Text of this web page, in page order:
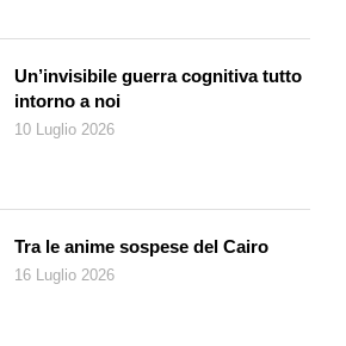
modo proprio per questo tipo di
molta attrezzatura, anzi, più
è, tanto di guadagnato: il
quanto più possibile inosservato,
di fronte a lui si dipani non turbata dalla
questa pratica presuppone capacità
si tratta…
la situazione, mirare e…
sequenza, le fasi che si succedono
Ben difficilmente avremo diritto a un
Un’invisibile guerra cognitiva tutto
intorno a noi
10 Luglio 2026
Tra le anime sospese del Cairo
16 Luglio 2026